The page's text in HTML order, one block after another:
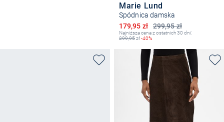
Marie Lund
Spódnica damska
299,95 zł
Obniżona cena
179,95 zł
Najniższa cena z ostatnich 30 dni:
299,95zł-40%